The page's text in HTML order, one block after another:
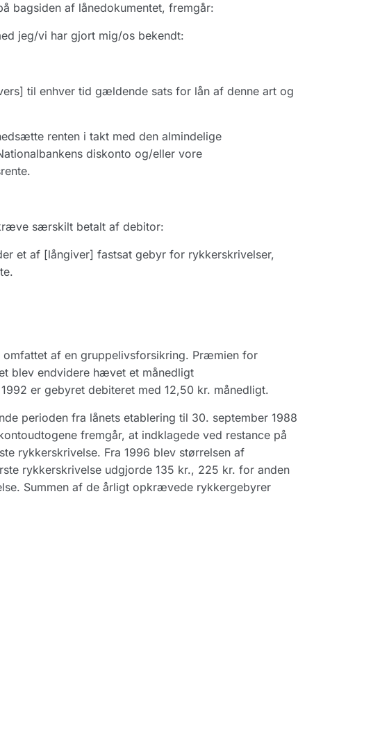
bagsiden af lånedokumentet, fremgår:
jeg/vi har gjort mig/os bekendt:
til enhver tid gældende sats for lån af denne art og
renten i takt med den almindelige
diskonto og/eller vore
særskilt betalt af debitor:
et af [långiver] fastsat gebyr for rykkerskrivelser,
af en gruppelivsforsikring. Præmien for
blev endvidere hævet et månedligt
er gebyret debiteret med 12,50 kr. månedligt.
perioden fra lånets etablering til 30. september 1988
fremgår, at indklagede ved restance på
rykkerskrivelse. Fra 1996 blev størrelsen af
rykkerskrivelse udgjorde 135 kr., 225 kr. for anden
Summen af de årligt opkrævede rykkergebyrer